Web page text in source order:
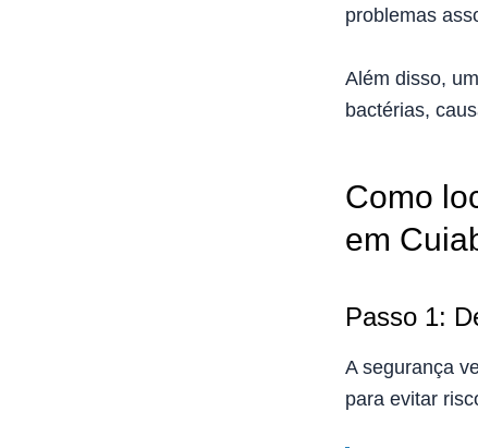
problemas
Além disso,
bactérias,
Como
em
Passo 1:
A segurança
para evitar